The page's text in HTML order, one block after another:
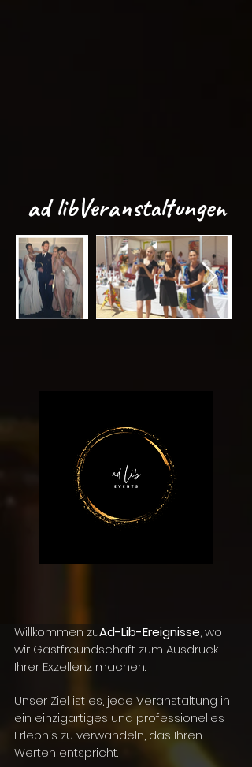
ad libVeranstaltungen
Willkommen zuAd-Lib-Ereignisse, wo
wir Gastfreundschaft zum Ausdruck
Ihrer Exzellenz machen.
Unser Ziel ist es, jede Veranstaltung in
ein einzigartiges und professionelles
Erlebnis zu verwandeln, das Ihren
Werten entspricht.